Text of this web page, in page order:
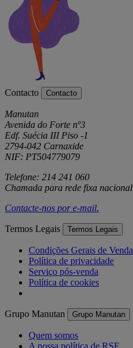
Contacto Contacto
Manutan
Avenida do Forte nº3
Edf. Suécia III Piso -1
2794-042 Carnaxide
NIF: PT504779079
Telefone: 214 241 060
Chamada para rede fixa nacional
Contacte-nos pore-mail.
Termos Legais Termos Legais
Condições Gerais de Venda
Política de privacidade
Serviço pós-venda
Política de cookies
Grupo Manutan Grupo Manutan
Quem somos
A nossa política de RSE